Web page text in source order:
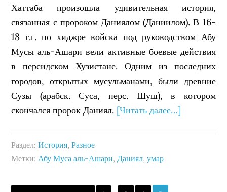
Хаттаба произошла удивительная история,
связанная с пророком Даниялом (Даниилом). В 16-
18 г.г. по хиджре войска под руководством Абу
Мусы аль-Ашари вели активные боевые действия
в персидском Хузистане. Одним из последних
городов, открытых мусульманами, были древние
Сузы (арабск. Суса, перс. Шуш), в котором
скончался пророк Даниял. [Читать далее…]
Раздел:История,Разное
Метки:Абу Муса аль-Ашари,Даниял,умар